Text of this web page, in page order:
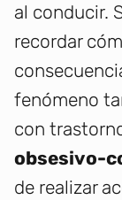
al conducir.
recordar
fenómeno
con
obsesivo-
de realizar